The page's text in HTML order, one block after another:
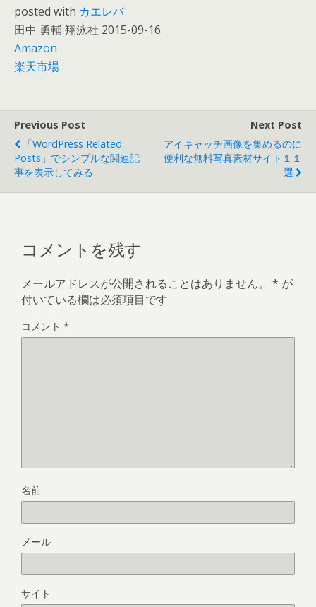
posted with カエレバ
田中 勇輔 翔泳社 2015-09-16
Amazon
楽天市場
Previous Post
「WordPress Related
Posts」でシンプルな関連記
事を表示してみる
Next Post
アイキャッチ画像を集めるのに
便利な無料写真素材サイト１１
選
コメントを残す
メールアドレスが公開されることはありません。 * が
付いている欄は必須項目です
コメント *
名前
メール
サイト